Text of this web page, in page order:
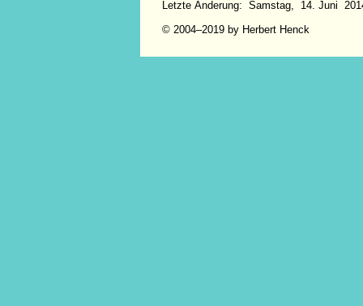
Letzte Änderung: Samstag, 14. Juni
© 2004–2019 by Herbert Henck